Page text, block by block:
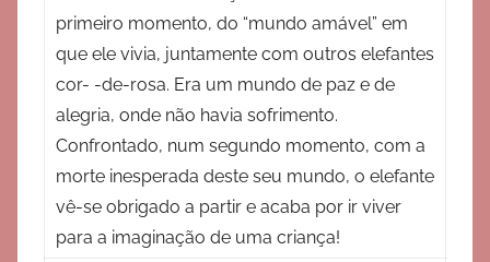
primeiro momento, do “mundo amável” em
que ele vivia, juntamente com outros elefantes
cor- -de-rosa. Era um mundo de paz e de
alegria, onde não havia sofrimento.
Confrontado, num segundo momento, com a
morte inesperada deste seu mundo, o elefante
vê-se obrigado a partir e acaba por ir viver
para a imaginação de uma criança!